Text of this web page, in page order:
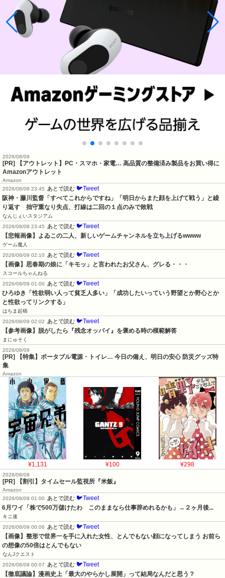
2026/08/09
[PR] 【アウトレット】PC・スマホ・家電… 高品質の整備済み製品をお買い得に
Amazonアウトレット
Amazon
2026/08/08 23:45
あとで読む 🐦Tweet
阪神・藤川監督「すべてこれからですね」「明日からまた顔を上げて戦う」と繰
り返す　拙守重なり失点、打線は二回の１点のみで敗戦
なんじぇいスタジアム
2026/08/08 23:45
あとで読む 🐦Tweet
【悲報画像】よゐこの二人、新しいゲームチャンネルを立ち上げるwwww
ゲーム魔人
2026/08/09 02:10
あとで読む 🐦Tweet
【画像】思春期の娘に「キモッ」と言われたお父さん、グレる・・・
スコールちゃんねる
2026/08/09 01:00
あとで読む 🐦Tweet
ひろゆき「性欲弱い人って貧乏人多い」「成功したいっていう野望とか野心とか
と性欲ってリンクする」
はちま起稿
2026/08/09 02:02
あとで読む 🐦Tweet
【参考画像】脱がしたら『残念オッパイ』を褒める時の模範解答
まにゅそく
2026/08/09
[PR] 【特集】ポータブル電源・トイレ… 今日の備え、明日の安心 防災グッズ特
集
Amazon
¥1,131 ¥100 ¥298
2026/08/09
[PR] 【割引】タイムセール監視所『米飯』
Amazon
2026/08/09 01:00
あとで読む 🐦Tweet
6月ワイ「株で500万儲けたわ　このままなら仕事辞めれるかも」→２ヶ月後...
キニ速
2026/08/09 00:06
あとで読む 🐦Tweet
【画像】整形で世界一を手に入れた女性、とんでもない顔になってしまう お前ら
の想像の50倍はとんでもない
なんJクエスト
2026/08/09 00:07
あとで読む 🐦Tweet
【徹底議論】漫画史上「最大のやらかし展開」って結局なんだと思う？